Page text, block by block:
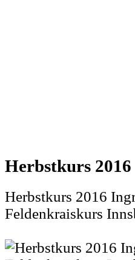
Herbstkurs 2016
Herbstkurs 2016
Feldenkraiskurs